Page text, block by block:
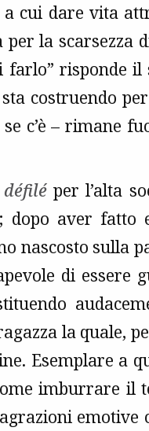
cui dare vita
la scarsezza
farlo” risponde
costruendo
c’è – rimane
défiléper l’alta
dopo aver
nascosto sulla
di essere
la quale,
Esemplare a
imburrare il
emotive